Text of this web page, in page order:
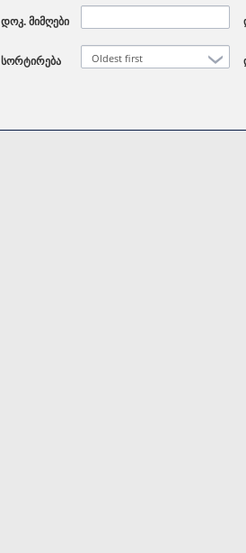
დოკ. მიმღები
სორტირება Oldest first